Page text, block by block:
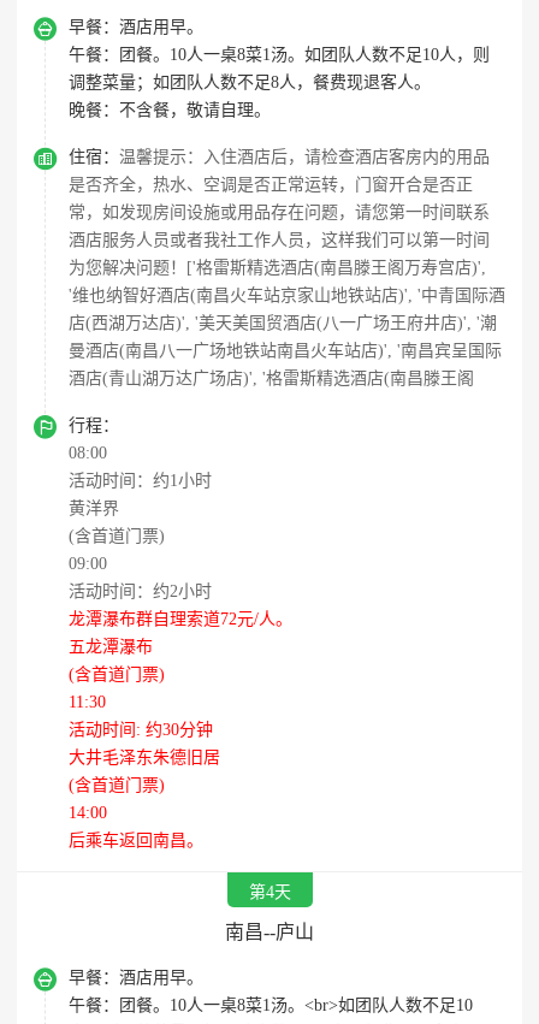
 早餐： 酒店用早。
午餐：
团餐。10人一桌8菜1汤。如团队人数不足10人，则
调整菜量；如团队人数不足8人，餐费现退客人。
晚餐： 不含餐，敬请自理。
 住宿： 温馨提示：入住酒店后，请检查酒店客房内的用品
是否齐全，热水、空调是否正常运转，门窗开合是否正
常，如发现房间设施或用品存在问题，请您第一时间联系
酒店服务人员或者我社工作人员，这样我们可以第一时间
为您解决问题！['格雷斯精选酒店(南昌滕王阁万寿宫店)',
'维也纳智好酒店(南昌火车站京家山地铁站店)', '中青国际酒
店(西湖万达店)', '美天美国贸酒店(八一广场王府井店)', '潮
曼酒店(南昌八一广场地铁站南昌火车站店)', '南昌宾呈国际
酒店(青山湖万达广场店)', '格雷斯精选酒店(南昌滕王阁

行程：
08:00
活动时间：约1小时
黄洋界
(含首道门票)
09:00
活动时间：约2小时
龙潭瀑布群自理索道72元/人。
五龙潭瀑布
(含首道门票)
11:30
活动时间: 约30分钟
大井毛泽东朱德旧居
(含首道门票)
14:00
后乘车返回南昌。
第4天
南昌--庐山
 早餐： 酒店用早。
午餐：
团餐。10人一桌8菜1汤。<br>如团队人数不足10